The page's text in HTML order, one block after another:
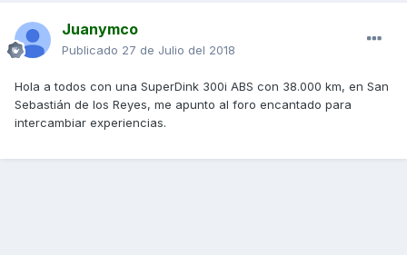
Juanymco
Publicado 27 de Julio del 2018
Hola a todos con una SuperDink 300i ABS con 38.000 km, en San
Sebastián de los Reyes, me apunto al foro encantado para
intercambiar experiencias.